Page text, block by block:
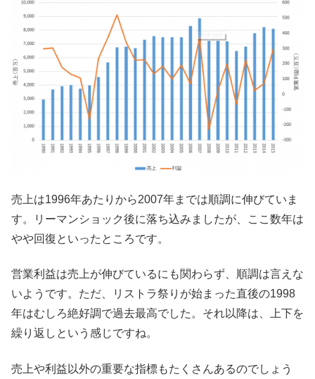
売上は1996年あたりから2007年までは順調に伸びていま
す。リーマンショック後に落ち込みましたが、ここ数年は
やや回復といったところです。
営業利益は売上が伸びているにも関わらず、順調は言えな
いようです。ただ、リストラ祭りが始まった直後の1998
年はむしろ絶好調で過去最高でした。それ以降は、上下を
繰り返しという感じですね。
売上や利益以外の重要な指標もたくさんあるのでしょう